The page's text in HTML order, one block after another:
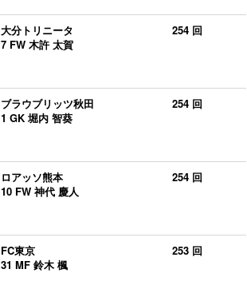
大分トリニータ
7 FW 木許 太賀
254 回
ブラウブリッツ秋田
1 GK 堀内 智葵
254 回
ロアッソ熊本
10 FW 神代 慶人
254 回
FC東京
31 MF 鈴木 楓
253 回